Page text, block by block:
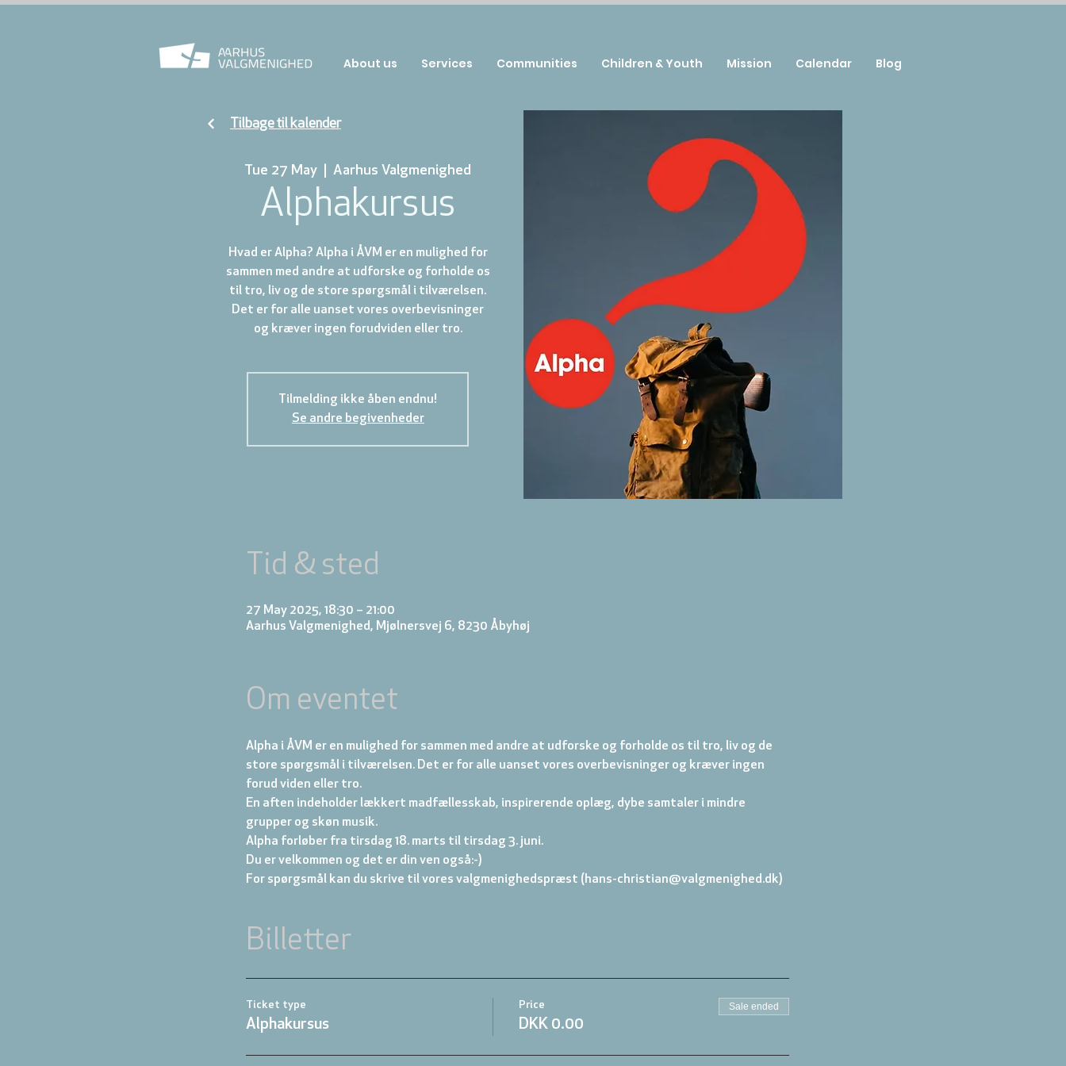
Tue 27 May
  |
Aarhus Valgmenighed
Alphakursus
Hvad er Alpha? Alpha i ÅVM er en mulighed for
sammen med andre at udforske og forholde os
til tro, liv og de store spørgsmål i tilværelsen.
Det er for alle uanset vores overbevisninger
og kræver ingen forudviden eller tro.
Tilmelding ikke åben endnu!
Se andre begivenheder
Tid & sted
27 May 2025, 18:30 – 21:00
Aarhus Valgmenighed, Mjølnersvej 6, 8230 Åbyhøj
Om eventet
Alpha i ÅVM er en mulighed for sammen med andre at udforske og forholde os til tro, liv og de
store spørgsmål i tilværelsen. Det er for alle uanset vores overbevisninger og kræver ingen
forud viden eller tro.
En aften indeholder lækkert madfællesskab, inspirerende oplæg, dybe samtaler i mindre
grupper og skøn musik.
Alpha forløber fra tirsdag 18. marts til tirsdag 3. juni.
Du er velkommen og det er din ven også:-)
For spørgsmål kan du skrive til vores valgmenighedspræst (hans-christian@valgmenighed.dk)
Billetter
Ticket type
Alphakursus
Price
DKK 0.00
Sale ended
Tilbage til kalender
About us Services Communities Children & Youth Mission Calendar Blog